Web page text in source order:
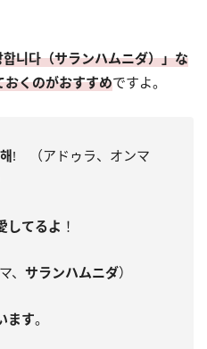
니다（サランハムニダ）」な
おくのがおすすめですよ。
! （アドゥラ、オンマ
してるよ ！
、 サランハムニダ）
ます。